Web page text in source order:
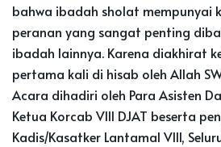
bahwa ibadah sholat mempunyai
peranan yang sangat penting
ibadah lainnya. Karena diakhirat
pertama kali di hisab oleh Allah
Acara dihadiri oleh Para Asisten
Ketua Korcab VIII DJAT beserta
Kadis/Kasatker Lantamal VIII,